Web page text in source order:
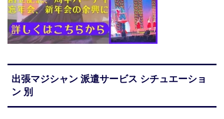
出張マジシャン 派遣サービス シチュエーショ
ン 別